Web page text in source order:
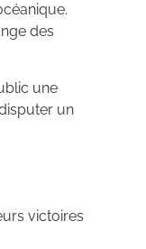
des
une
un
victoires